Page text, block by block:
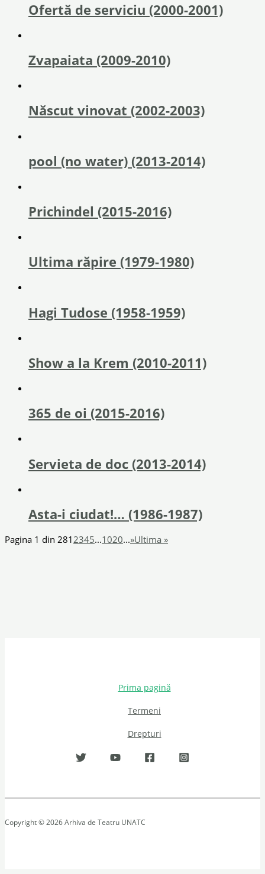
Ofertă de serviciu (2000-2001)
Zvapaiata (2009-2010)
Născut vinovat (2002-2003)
pool (no water) (2013-2014)
Prichindel (2015-2016)
Ultima răpire (1979-1980)
Hagi Tudose (1958-1959)
Show a la Krem (2010-2011)
365 de oi (2015-2016)
Servieta de doc (2013-2014)
Asta-i ciudat!… (1986-1987)
Pagina 1 din 2812345...1020...»Ultima »
Prima pagină
Termeni
Drepturi
Copyright © 2026 Arhiva de Teatru UNATC